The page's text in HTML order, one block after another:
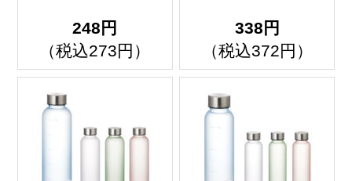
248円
（税込273円）
338円
（税込372円）